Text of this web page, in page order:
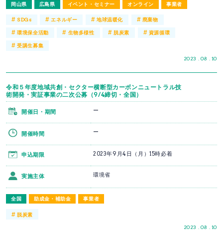
岡山県 広島県 イベント・セミナー オンライン 事業者
2023 . 08 . 10
#SDGs #エネルギー #地球温暖化 # 廃棄物
#環境保全活動 # 生物多様性 #脱炭素 # 資源循環
#受講生募集
令和５年度地域共創・セクター横断型カーボンニュートラル技
術開発・実証事業の二次公募（9/4締切・全国）
全国 助成金・補助金 事業者
2023 . 08 . 10
開催日・期間 ー
開催時間 ー
申込期限 2023年9月4日（月）15時必着
実施主体 環境省
# 脱炭素